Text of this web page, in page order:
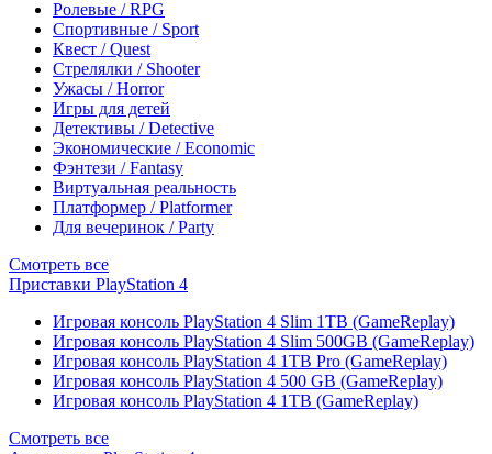
Ролевые / RPG
Спортивные / Sport
Квест / Quest
Стрелялки / Shooter
Ужасы / Horror
Игры для детей
Детективы / Detective
Экономические / Economic
Фэнтези / Fantasy
Виртуальная реальность
Платформер / Platformer
Для вечеринок / Party
Смотреть все
Приставки PlayStation 4
Игровая консоль PlayStation 4 Slim 1TB (GameReplay)
Игровая консоль PlayStation 4 Slim 500GB (GameReplay)
Игровая консоль PlayStation 4 1TB Pro (GameReplay)
Игровая консоль PlayStation 4 500 GB (GameReplay)
Игровая консоль PlayStation 4 1TB (GameReplay)
Смотреть все